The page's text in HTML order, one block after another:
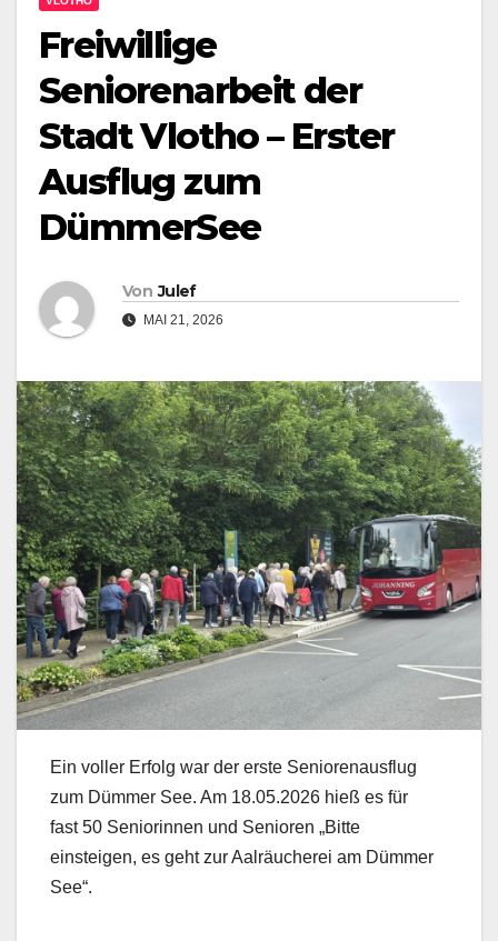
Freiwillige
Seniorenarbeit der
Stadt Vlotho – Erster
Ausflug zum
DümmerSee
Von Julef
MAI 21, 2026
Ein voller Erfolg war der erste Seniorenausflug
zum Dümmer See. Am 18.05.2026 hieß es für
fast 50 Seniorinnen und Senioren „Bitte
einsteigen, es geht zur Aalräucherei am Dümmer
See“.